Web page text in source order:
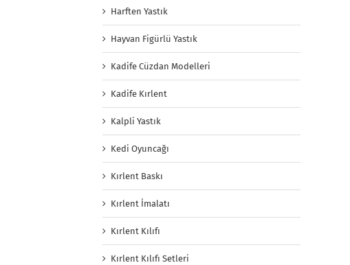
Harften Yastık
Hayvan Figürlü Yastık
Kadife Cüzdan Modelleri
Kadife Kırlent
Kalpli Yastık
Kedi Oyuncağı
Kırlent Baskı
Kırlent İmalatı
Kırlent Kılıfı
Kırlent Kılıfı Setleri